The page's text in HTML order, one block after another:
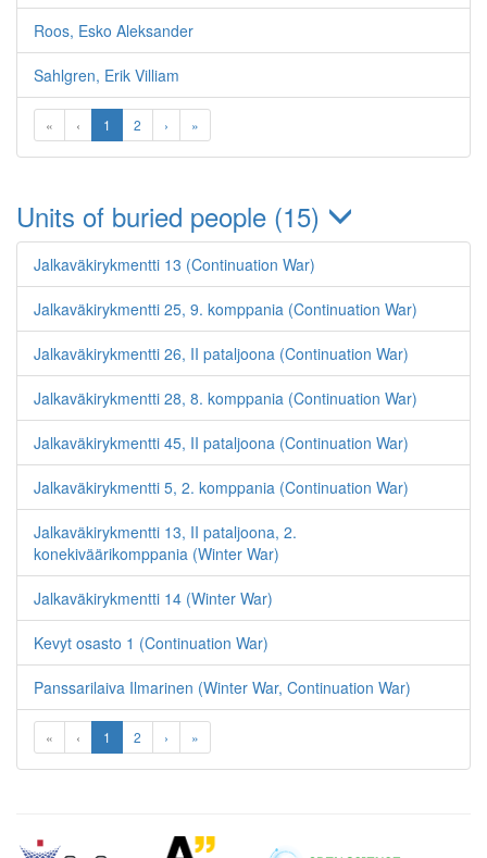
Roos, Esko Aleksander
Sahlgren, Erik Villiam
« ‹ 1 2 › »
Units of buried people (15)
Jalkaväkirykmentti 13 (Continuation War)
Jalkaväkirykmentti 25, 9. komppania (Continuation War)
Jalkaväkirykmentti 26, II pataljoona (Continuation War)
Jalkaväkirykmentti 28, 8. komppania (Continuation War)
Jalkaväkirykmentti 45, II pataljoona (Continuation War)
Jalkaväkirykmentti 5, 2. komppania (Continuation War)
Jalkaväkirykmentti 13, II pataljoona, 2.
konekiväärikomppania (Winter War)
Jalkaväkirykmentti 14 (Winter War)
Kevyt osasto 1 (Continuation War)
Panssarilaiva Ilmarinen (Winter War, Continuation War)
« ‹ 1 2 › »